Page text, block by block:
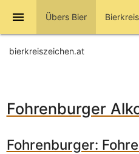
menu Übers Bier
bierkreiszeichen.at
Fohrenburger
Fohrenburger: